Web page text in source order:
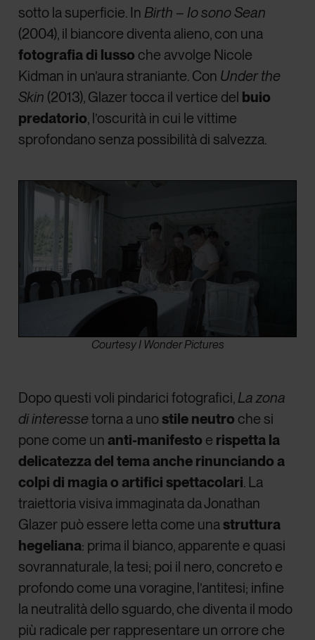
sotto la superficie. In Birth – Io sono Sean
(2004), il biancore diventa alieno, con una
fotografia di lusso che avvolge Nicole
Kidman in un’aura straniante. Con Under the
Skin (2013), Glazer tocca il vertice del buio
predatorio, l’oscurità in cui le vittime
sprofondano senza possibilità di salvezza.
Courtesy I Wonder Pictures
Dopo questi voli pindarici fotografici, La zona
di interessetorna a unostile neutro che si
pone come unanti-manifesto e rispetta la
delicatezza del tema anche rinunciando a
colpi di magia o artifici spettacolari. La
traiettoria visiva immaginata da Jonathan
Glazer può essere letta come unastruttura
hegeliana: prima il bianco, apparente e quasi
sovrannaturale, la tesi; poi il nero, concreto e
profondo come una voragine, l’antitesi; infine
la neutralità dello sguardo, che diventa il modo
più radicale per rappresentare un orrore che